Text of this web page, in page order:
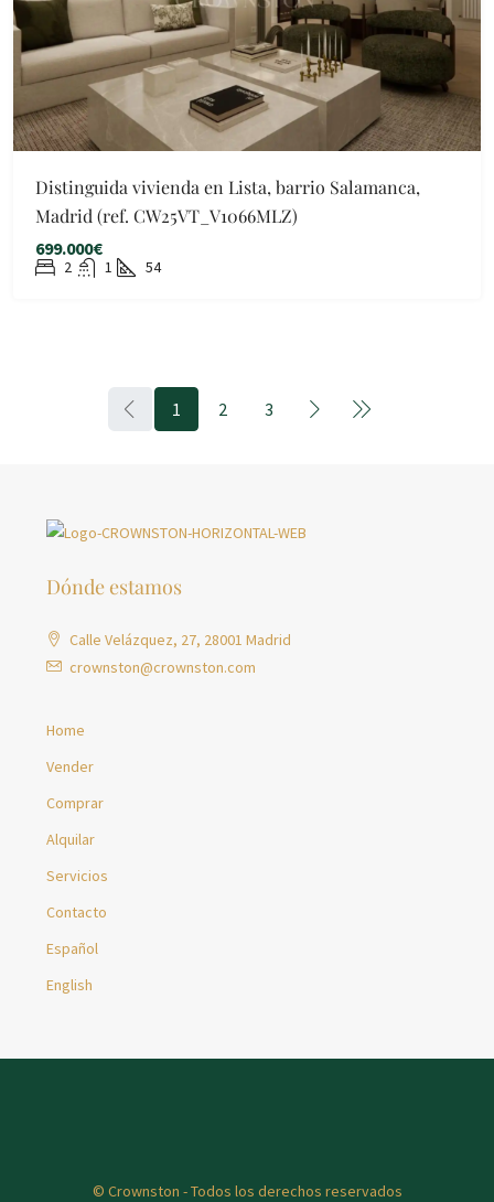
Distinguida vivienda en Lista, barrio Salamanca,
Madrid (ref. CW25VT_V1066MLZ)
699.000€
2 1 54
1 2 3
Dónde estamos
Calle Velázquez, 27, 28001 Madrid
crownston@crownston.com
Home
Vender
Comprar
Alquilar
Servicios
Contacto
Español
English
© Crownston - Todos los derechos reservados